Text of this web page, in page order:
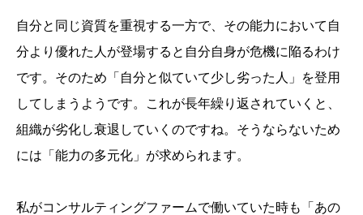
自分と同じ資質を重視する一方で、その能力において自
分より優れた人が登場すると自分自身が危機に陥るわけ
です。そのため「自分と似ていて少し劣った人」を登用
してしまうようです。これが長年繰り返されていくと、
組織が劣化し衰退していくのですね。そうならないため
には「能力の多元化」が求められます。
私がコンサルティングファームで働いていた時も「あの